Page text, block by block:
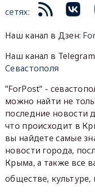
сетях:
Наш канал в Дзен:
Наш канал в
Севастополя
"ForPost" -
можно найти не
последние новости
что происходит в
вы найдете самые
новости города,
Крыма, а также все
обществе, культуре,